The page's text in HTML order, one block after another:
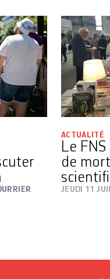
ACTUALITÉ
Le
de
JEUDI 11